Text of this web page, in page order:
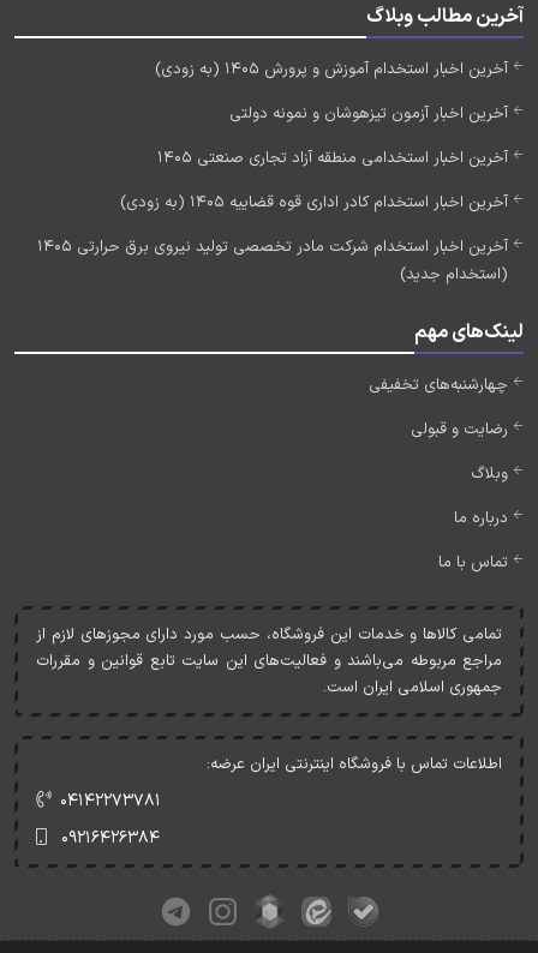
آخرین مطالب وبلاگ
آخرین اخبار استخدام آموزش و پرورش 1405 (به زودی)
آخرین اخبار آزمون تیزهوشان و نمونه دولتی
آخرین اخبار استخدامی منطقه آزاد تجاری صنعتی 1405
آخرین اخبار استخدام کادر اداری قوه قضاییه 1405 (به زودی)
آخرین اخبار استخدام شرکت مادر تخصصی تولید نیروی برق حرارتی 1405
(استخدام جدید)
لینک‌های مهم
چهارشنبه‌های تخفیفی
رضایت و قبولی
وبلاگ
درباره ما
تماس با ما
تمامی کالاها و خدمات اين فروشگاه، حسب مورد دارای مجوزهای لازم از
مراجع مربوطه می‌باشند و فعاليت‌های اين سايت تابع قوانين و مقررات
جمهوری اسلامی ايران است.
اطلاعات تماس با فروشگاه اینترنتی ایران عرضه:
۰۴۱۴۲۲۷۳۷۸۱
۰۹۲۱۶۴۲۶۳۸۴